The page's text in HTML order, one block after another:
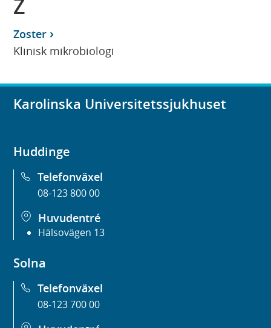
Z
Zoster
Klinisk mikrobiologi
Karolinska Universitetssjukhuset
Huddinge
Telefonväxel
08-123 800 00
Huvudentré
Hälsovägen 13
Solna
Telefonväxel
08-123 700 00